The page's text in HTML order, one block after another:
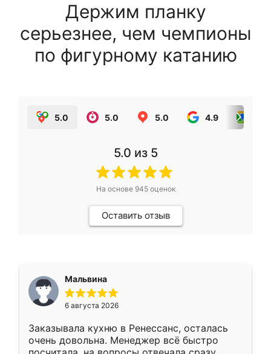
Держим планку
серьезнее, чем чемпионы
по фигурному катанию
5.0 5.0 5.0 4.9
5.0 из 5
На основе 945оценок
Оставить отзыв
Мальвина
6 августа 2026
Заказывала кухню в Ренессанс, осталась
очень довольна. Менеджер всё быстро